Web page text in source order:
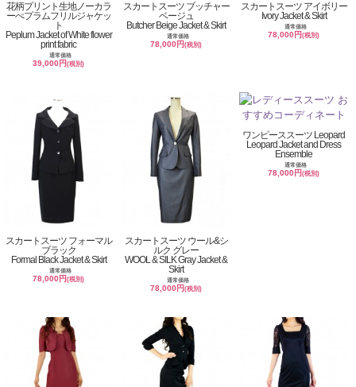
花柄プリント生地ノーカラ
ーぺプラムフリルジャケッ
ト
Peplum Jacket of White flower
print fabric
通常価格
39,000円(税別)
スカートスーツ ブッチャー
ベージュ
Butcher Beige Jacket & Skirt
通常価格
78,000円(税別)
スカートスーツ アイボリー
Ivory Jacket & Skirt
通常価格
78,000円(税別)
スカートスーツ フォーマル
ブラック
Formal Black Jacket & Skirt
通常価格
78,000円(税別)
スカートスーツ ウール&シ
ルク グレー
WOOL & SILK Gray Jacket &
Skirt
通常価格
78,000円(税別)
ワンピーススーツ Leopard
Leopard Jacket and Dress
Ensemble
通常価格
78,000円(税別)